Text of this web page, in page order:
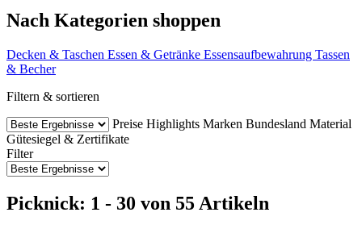
Nach Kategorien shoppen
Decken & Taschen Essen & Getränke Essensaufbewahrung Tassen
& Becher
Filtern & sortieren
Preise Highlights Marken Bundesland Material
Gütesiegel & Zertifikate
Filter
Picknick: 1 - 30 von 55 Artikeln